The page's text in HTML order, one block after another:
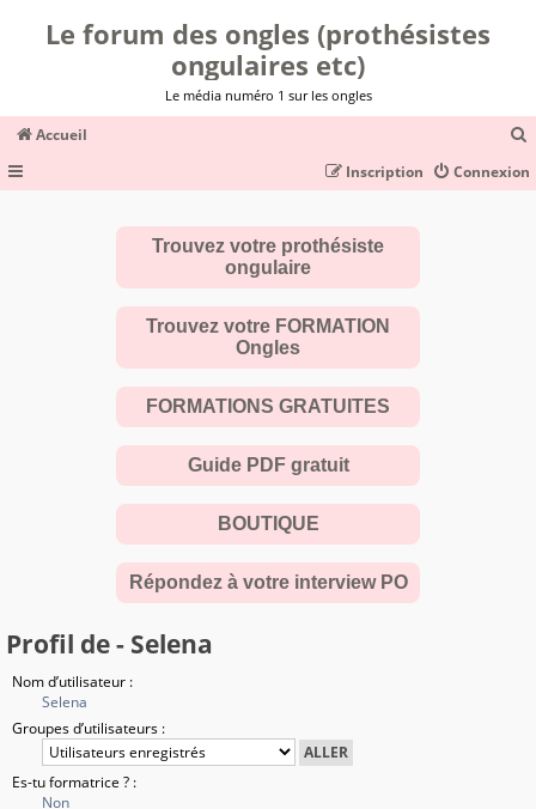
Le forum des ongles (prothésistes
ongulaires etc)
Le média numéro 1 sur les ongles
Accueil
c
Connexion
Inscription
Trouvez votre prothésiste
ongulaire
Trouvez votre FORMATION
Ongles
FORMATIONS GRATUITES
Guide PDF gratuit
BOUTIQUE
Répondez à votre interview PO
Profil de - Selena
Nom d’utilisateur :
Selena
Groupes d’utilisateurs :
Es-tu formatrice ? :
Non